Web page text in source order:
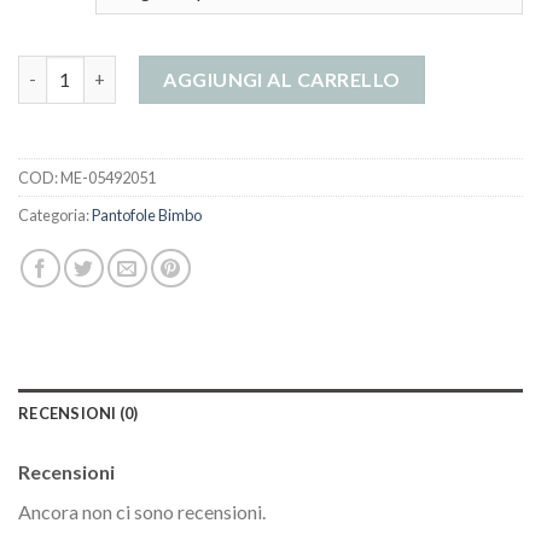
AGGIUNGI AL CARRELLO
COD:ME-05492051
Categoria:Pantofole Bimbo
RECENSIONI (0)
Recensioni
Ancora non ci sono recensioni.